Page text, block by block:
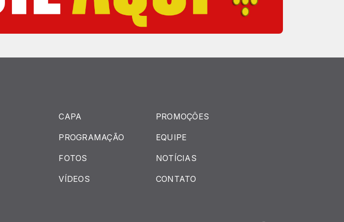
CAPA
PROGRAMAÇÃO
FOTOS
VÍDEOS
PROMOÇÕES
EQUIPE
NOTÍCIAS
CONTATO